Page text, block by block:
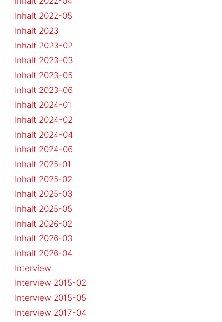
Inhalt 2022-05
Inhalt 2023
Inhalt 2023-02
Inhalt 2023-03
Inhalt 2023-05
Inhalt 2023-06
Inhalt 2024-01
Inhalt 2024-02
Inhalt 2024-04
Inhalt 2024-06
Inhalt 2025-01
Inhalt 2025-02
Inhalt 2025-03
Inhalt 2025-05
Inhalt 2026-02
Inhalt 2026-03
Inhalt 2026-04
Interview
Interview 2015-02
Interview 2015-05
Interview 2017-04